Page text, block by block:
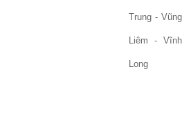
Trung - Vũng
Liêm - Vĩnh
Long